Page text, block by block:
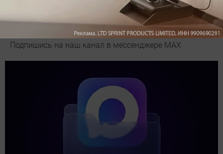
Подпишись на наш канал в мессенджере МАХ